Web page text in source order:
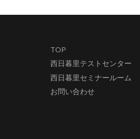
TOP
西日暮里テストセンター
西日暮里セミナールーム
お問い合わせ